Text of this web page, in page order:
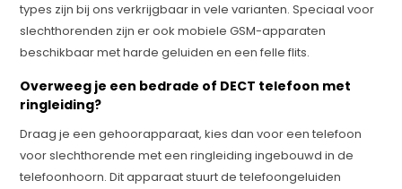
types zijn bij ons verkrijgbaar in vele varianten. Speciaal voor
slechthorenden zijn er ook mobiele GSM-apparaten
beschikbaar met harde geluiden en een felle flits.
Overweeg je een bedrade of DECT telefoon met
ringleiding?
Draag je een gehoorapparaat, kies dan voor een telefoon
voor slechthorende met een ringleiding ingebouwd in de
telefoonhoorn. Dit apparaat stuurt de telefoongeluiden